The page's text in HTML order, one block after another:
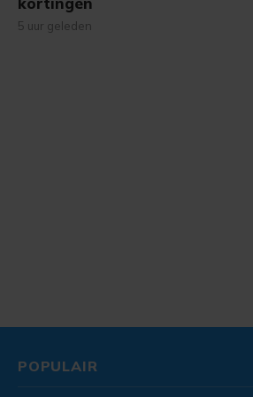
5 uur geleden
POPULAIR